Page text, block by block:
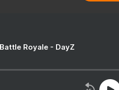
Royale - DayZ